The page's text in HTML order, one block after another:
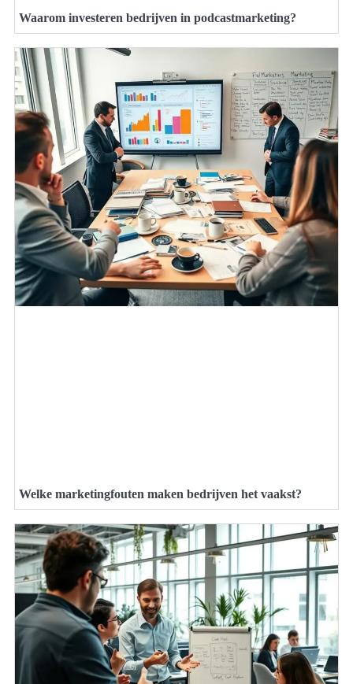
Waarom investeren bedrijven in podcastmarketing?
Welke marketingfouten maken bedrijven het vaakst?